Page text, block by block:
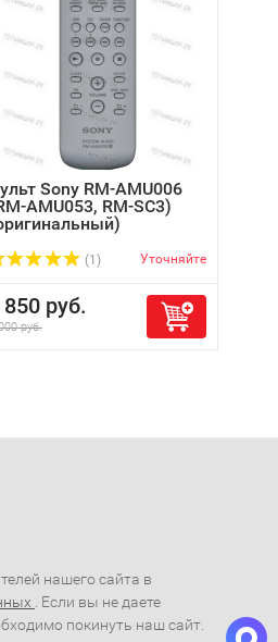
Sony RM-AMU006
AMU053, RM-SC3)
(1) Уточняйте
850 руб.
руб.
нашего сайта в
. Если вы не даете
покинуть наш сайт.